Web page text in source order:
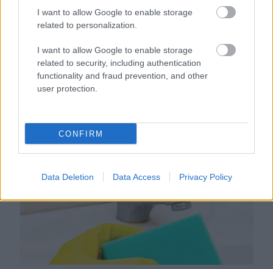
I want to allow Google to enable storage
related to personalization.
I want to allow Google to enable storage
related to security, including authentication
functionality and fraud prevention, and other
user protection.
CONFIRM
Data Deletion Data Access Privacy Policy